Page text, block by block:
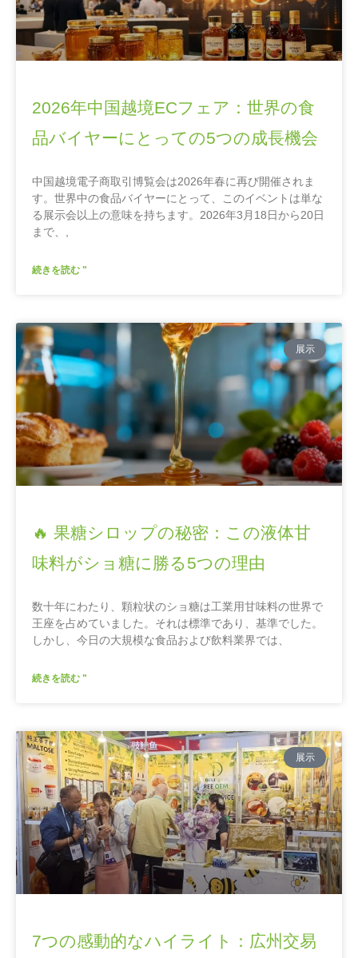
2026年中国越境ECフェア：世界の食
品バイヤーにとっての5つの成長機会
中国越境電子商取引博覧会は2026年春に再び開催されま
す。世界中の食品バイヤーにとって、このイベントは単な
る展示会以上の意味を持ちます。2026年3月18日から20日
まで、,
続きを読む "
展示
🔥 果糖シロップの秘密：この液体甘
味料がショ糖に勝る5つの理由
数十年にわたり、顆粒状のショ糖は工業用甘味料の世界で
王座を占めていました。それは標準であり、基準でした。
しかし、今日の大規模な食品および飲料業界では、
続きを読む "
展示
7つの感動的なハイライト：広州交易